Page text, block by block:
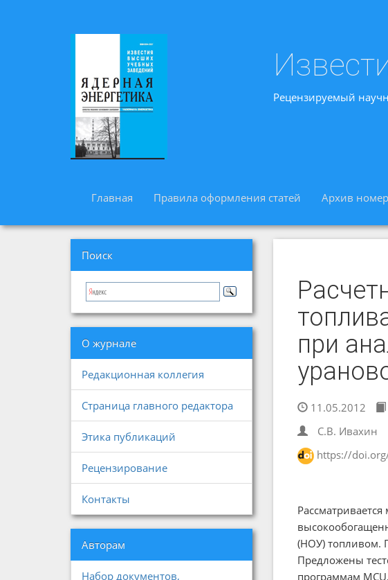
Рецензируемый
Главная Правила оформления статей Архив
Поиск
О журнале
Редакционная коллегия
Страница главного редактора
Этика публикаций
Рецензирование
Контакты
Авторам
Набор документов,
при
11.05.2012
С.В. Ивахин
https://
(НОУ) топливом.
Предложены
программам